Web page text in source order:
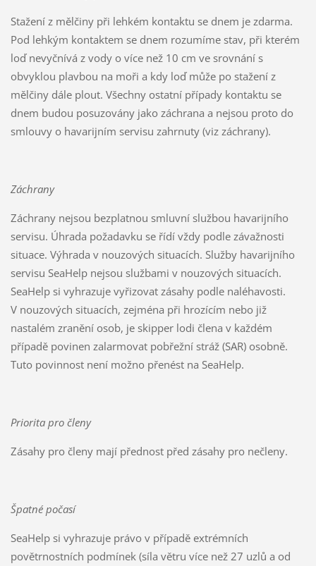
Stažení z mělčiny při lehkém kontaktu se dnem je zdarma.
Pod lehkým kontaktem se dnem rozumíme stav, při kterém
loď nevyčnívá z vody o více než 10 cm ve srovnání s
obvyklou plavbou na moři a kdy loď může po stažení z
mělčiny dále plout. Všechny ostatní případy kontaktu se
dnem budou posuzovány jako záchrana a nejsou proto do
smlouvy o havarijním servisu zahrnuty (viz záchrany).
Záchrany
Záchrany nejsou bezplatnou smluvní službou havarijního
servisu. Úhrada požadavku se řídí vždy podle závažnosti
situace. Výhrada v nouzových situacích. Služby havarijního
servisu SeaHelp nejsou službami v nouzových situacích.
SeaHelp si vyhrazuje vyřizovat zásahy podle naléhavosti.
V nouzových situacích, zejména při hrozícím nebo již
nastalém zranění osob, je skipper lodi člena v každém
případě povinen zalarmovat pobřežní stráž (SAR) osobně.
Tuto povinnost není možno přenést na SeaHelp.
Priorita pro členy
Zásahy pro členy mají přednost před zásahy pro nečleny.
Špatné počasí
SeaHelp si vyhrazuje právo v případě extrémních
povětrnostních podmínek (síla větru více než 27 uzlů a od